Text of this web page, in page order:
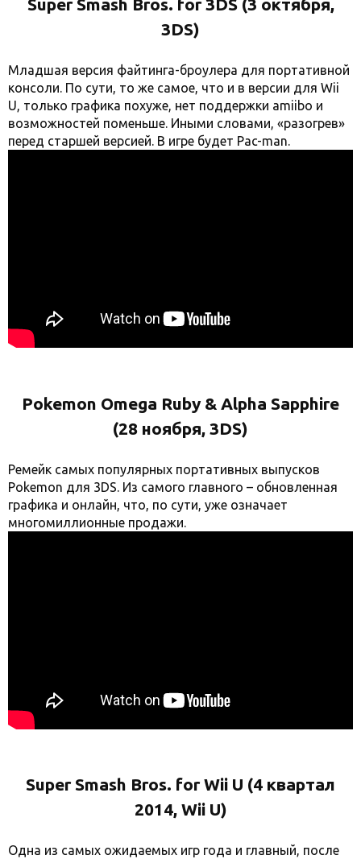
Super Smash Bros. for 3DS (3 октября,
3DS)
Младшая версия файтинга-броулера для портативной
консоли. По сути, то же самое, что и в версии для Wii
U, только графика похуже, нет поддержки amiibo и
возможностей поменьше. Иными словами, «разогрев»
перед старшей версией. В игре будет Pac-man.
Pokemon Omega Ruby & Alpha Sapphire
(28 ноября, 3DS)
Ремейк самых популярных портативных выпусков
Pokemon для 3DS. Из самого главного – обновленная
графика и онлайн, что, по сути, уже означает
многомиллионные продажи.
Super Smash Bros. for Wii U (4 квартал
2014, Wii U)
Одна из самых ожидаемых игр года и главный, после